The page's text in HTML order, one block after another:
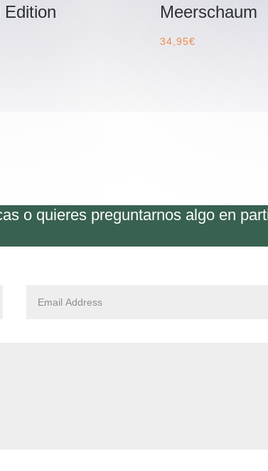
Edition
Meerschaum
34,95€
o quieres preguntarnos algo en